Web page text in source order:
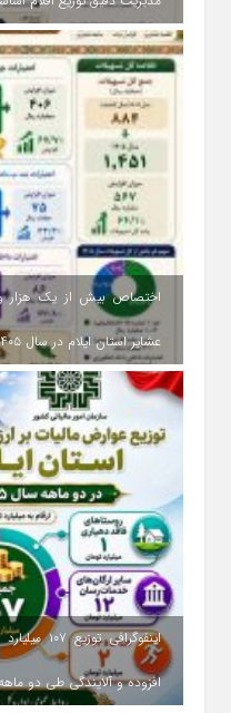
عشایر استان ایلام در سال ۱۴۰۵
اینفوگرافی
افزوده و آلایندگی طی دو ماهه نخست ۱۴۰۵